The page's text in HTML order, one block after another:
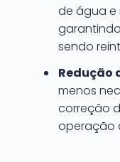
de água e
sendo
Redução
menos
correção
operação